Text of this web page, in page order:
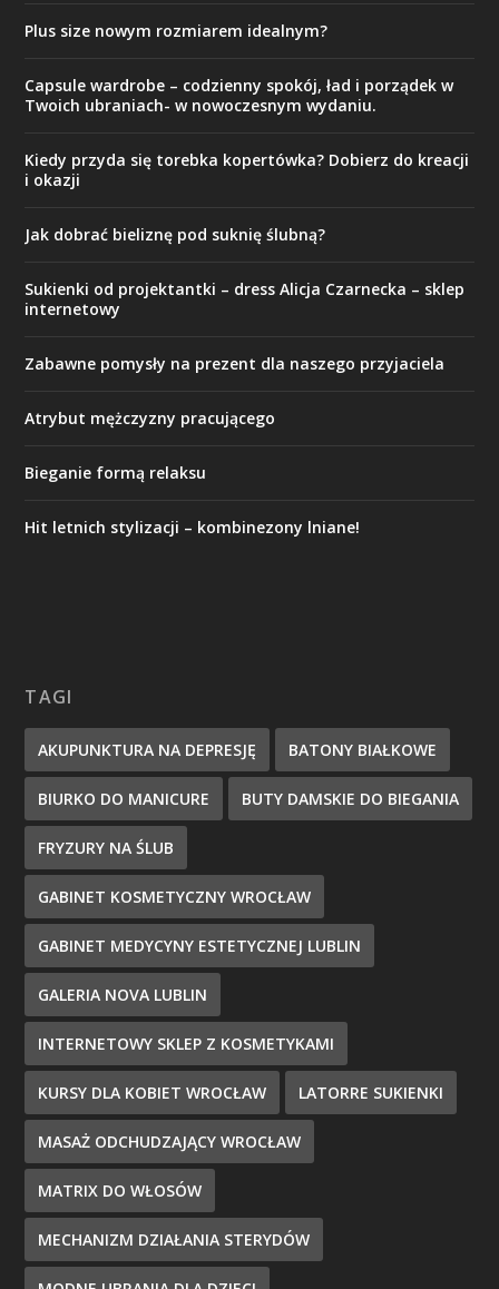
Plus size nowym rozmiarem idealnym?
Capsule wardrobe – codzienny spokój, ład i porządek w
Twoich ubraniach- w nowoczesnym wydaniu.
Kiedy przyda się torebka kopertówka? Dobierz do kreacji
i okazji
Jak dobrać bieliznę pod suknię ślubną?
Sukienki od projektantki – dress Alicja Czarnecka – sklep
internetowy
Zabawne pomysły na prezent dla naszego przyjaciela
Atrybut mężczyzny pracującego
Bieganie formą relaksu
Hit letnich stylizacji – kombinezony lniane!
TAGI
AKUPUNKTURA NA DEPRESJĘ BATONY BIAŁKOWE
BIURKO DO MANICURE BUTY DAMSKIE DO BIEGANIA
FRYZURY NA ŚLUB
GABINET KOSMETYCZNY WROCŁAW
GABINET MEDYCYNY ESTETYCZNEJ LUBLIN
GALERIA NOVA LUBLIN
INTERNETOWY SKLEP Z KOSMETYKAMI
KURSY DLA KOBIET WROCŁAW LATORRE SUKIENKI
MASAŻ ODCHUDZAJĄCY WROCŁAW
MATRIX DO WŁOSÓW
MECHANIZM DZIAŁANIA STERYDÓW